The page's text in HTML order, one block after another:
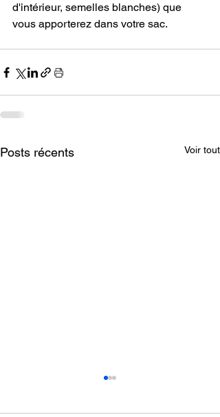
d'intérieur, semelles blanches) que
vous apporterez dans votre sac.
Posts récents Voir tout